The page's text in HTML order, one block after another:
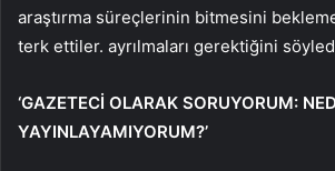
araştırma süreçlerinin bitmesini
terk ettiler. ayrılmaları gerektiğini
‘GAZETECİ OLARAK SORUYORUM:
YAYINLAYAMIYORUM?’